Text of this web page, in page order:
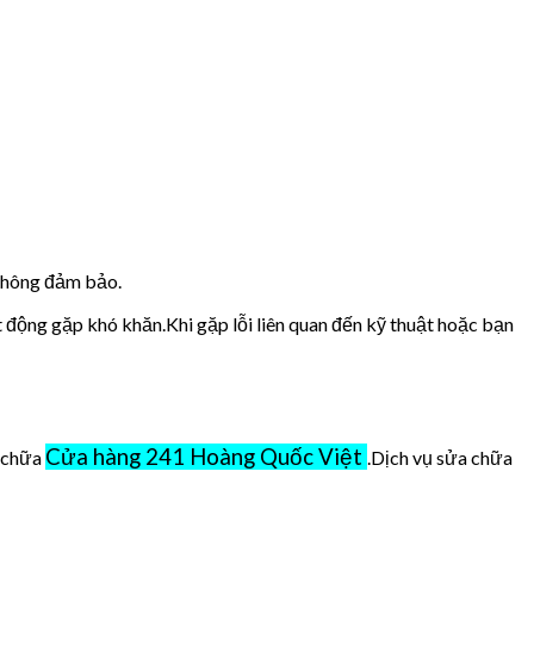
đảm bảo.
gặp khó khăn.Khi gặp lỗi liên quan đến kỹ thuật hoặc bạn
Cửa hàng 241 Hoàng Quốc Việt .Dịch vụ sửa chữa